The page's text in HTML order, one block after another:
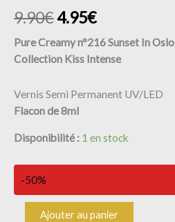
9.90€4.95€
Pure Creamy n°216 Sunset In Oslo
Collection Kiss Intense
Vernis Semi Permanent UV/LED
Flacon de 8ml
Disponibilité : 1 en stock
-50%
Ajouter au panier